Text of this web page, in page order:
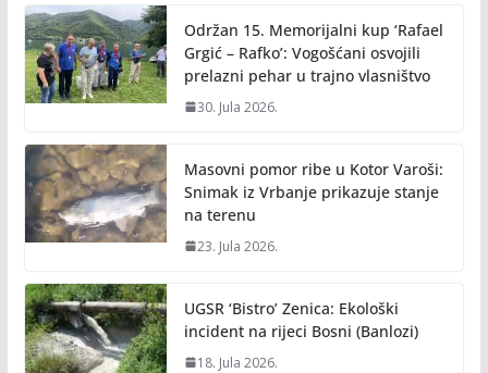
o
k
n
k
Održan 15. Memorijalni kup ‘Rafael
Grgić – Rafko’: Vogošćani osvojili
prelazni pehar u trajno vlasništvo
30. Jula 2026.
Masovni pomor ribe u Kotor Varoši:
Snimak iz Vrbanje prikazuje stanje
na terenu
23. Jula 2026.
UGSR ‘Bistro’ Zenica: Ekološki
incident na rijeci Bosni (Banlozi)
18. Jula 2026.